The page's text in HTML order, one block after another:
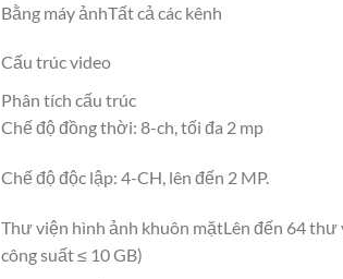
Bằng máy ảnhTất cả các kênh
Cấu trúc video
Phân tích cấu trúc
Chế độ đồng thời: 8-ch, tối đa 2 mp
Chế độ độc lập: 4-CH, lên đến 2 MP.
Thư viện hình ảnh khuôn mặtLên đến 64 thư
công suất ≤ 10 GB)